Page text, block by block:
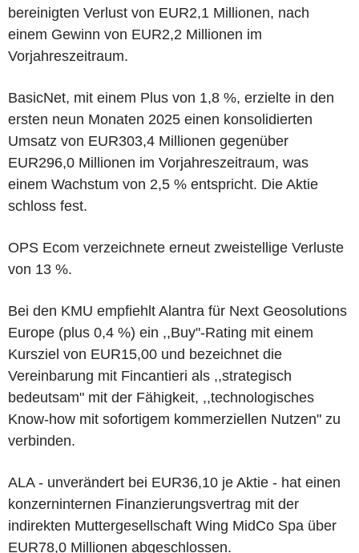
bereinigten Verlust von EUR2,1 Millionen, nach
einem Gewinn von EUR2,2 Millionen im
Vorjahreszeitraum.
BasicNet, mit einem Plus von 1,8 %, erzielte in den
ersten neun Monaten 2025 einen konsolidierten
Umsatz von EUR303,4 Millionen gegenüber
EUR296,0 Millionen im Vorjahreszeitraum, was
einem Wachstum von 2,5 % entspricht. Die Aktie
schloss fest.
OPS Ecom verzeichnete erneut zweistellige Verluste
von 13 %.
Bei den KMU empfiehlt Alantra für Next Geosolutions
Europe (plus 0,4 %) ein ,,Buy"-Rating mit einem
Kursziel von EUR15,00 und bezeichnet die
Vereinbarung mit Fincantieri als ,,strategisch
bedeutsam" mit der Fähigkeit, ,,technologisches
Know-how mit sofortigem kommerziellen Nutzen" zu
verbinden.
ALA - unverändert bei EUR36,10 je Aktie - hat einen
konzerninternen Finanzierungsvertrag mit der
indirekten Muttergesellschaft Wing MidCo Spa über
EUR78,0 Millionen abgeschlossen.